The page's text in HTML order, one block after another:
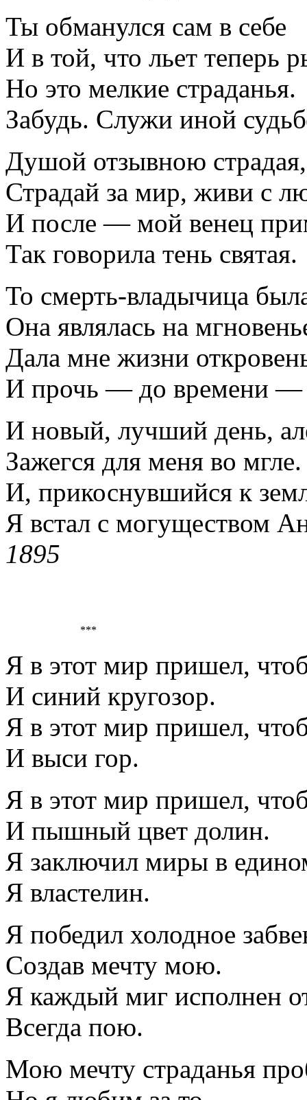
Ты обманулся сам в себе
И в той, что льет теперь
Но это мелкие страданья.
Забудь. Служи иной
Душой отзывною страдая,
Страдай за мир, живи с
И после — мой венец
Так говорила тень святая.
То смерть-владычица
Она являлась на
Дала мне жизни
И прочь — до времени —
И новый, лучший день,
Зажегся для меня во мгле.
И, прикоснувшийся к
Я встал с могуществом
1895
***
Я в этот мир пришел,
И синий кругозор.
Я в этот мир пришел,
И выси гор.
Я в этот мир пришел,
И пышный цвет долин.
Я заключил миры в
Я властелин.
Я победил холодное
Создав мечту мою.
Я каждый миг исполнен
Всегда пою.
Мою мечту страданья